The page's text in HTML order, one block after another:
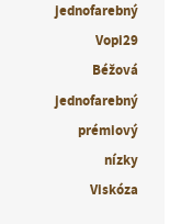
jednofarebný
Vopi29
Béžová
jednofarebný
prémiový
nízky
Viskóza